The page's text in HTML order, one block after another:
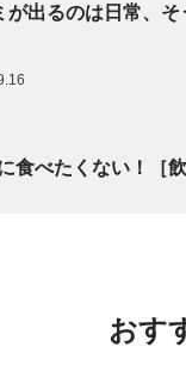
が出るのは日常、
食べたくない！［
おす